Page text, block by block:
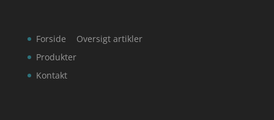
Forside
Produkter
Kontakt
Oversigt artikler